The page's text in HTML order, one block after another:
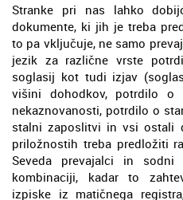
Stranke pri nas lahko
dokumente, ki jih je treba
to pa vključuje, ne samo
jezik za različne vrste
soglasij kot tudi izjav
višini dohodkov, potrdilo o
nekaznovanosti, potrdilo o
stalni zaposlitvi in vsi ostali
priložnostih treba predložiti
Seveda prevajalci in
kombinaciji, kadar to
izpiske iz matičnega